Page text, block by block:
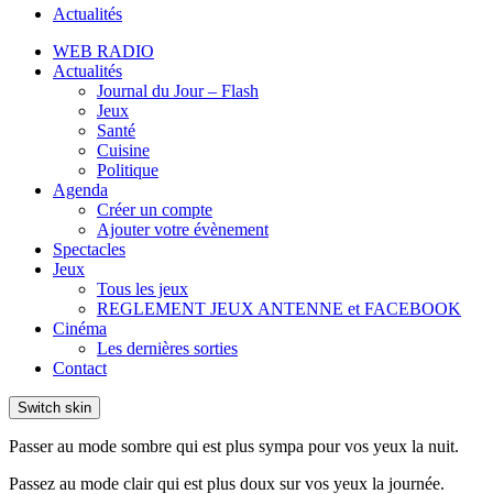
Actualités
WEB RADIO
Actualités
Journal du Jour – Flash
Jeux
Santé
Cuisine
Politique
Agenda
Créer un compte
Ajouter votre évènement
Spectacles
Jeux
Tous les jeux
REGLEMENT JEUX ANTENNE et FACEBOOK
Cinéma
Les dernières sorties
Contact
Switch skin
Passer au mode sombre qui est plus sympa pour vos yeux la nuit.
Passez au mode clair qui est plus doux sur vos yeux la journée.